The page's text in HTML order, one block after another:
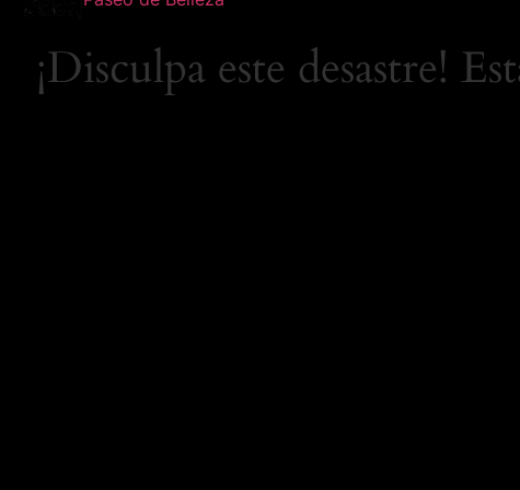
¡Disculpa este desastre!